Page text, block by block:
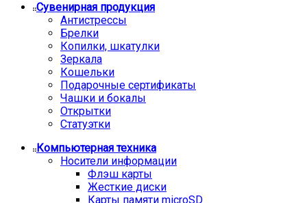
Сувенирная продукция
Антистрессы
Брелки
Копилки, шкатулки
Зеркала
Кошельки
Подарочные сертификаты
Чашки и бокалы
Открытки
Статуэтки
Компьютерная техника
Носители информации
Флэш карты
Жесткие диски
Карты памяти microSD